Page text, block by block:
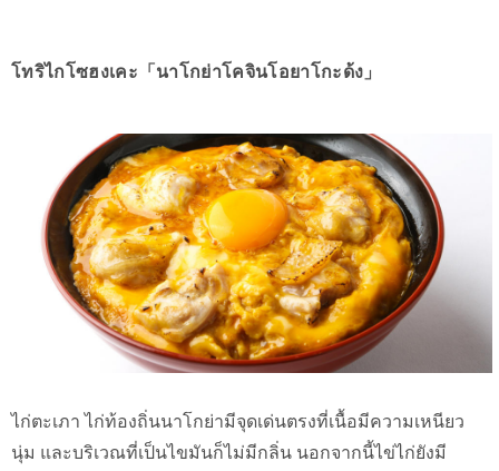
โทริไกโซฮงเคะ「นาโกย่าโคจินโอยาโกะด้ง」
ไก่ตะเภา ไก่ท้องถิ่นนาโกย่ามีจุดเด่นตรงที่เนื้อมีความเหนียว
นุ่ม และบริเวณที่เป็นไขมันก็ไม่มีกลิ่น นอกจากนี้ไข่ไก่ยังมี